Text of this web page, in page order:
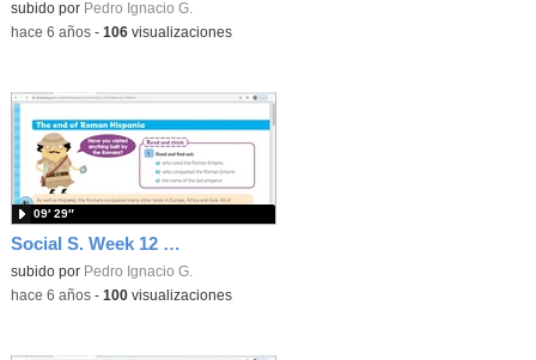
subido por Pedro Ignacio G.
-hace 6 años- 106visualizaciones
Social S. Week 12 Plan. Tuesday, 16th of June
subido por Pedro Ignacio G.
09′ 29″
-hace 6 años- 100visualizaciones